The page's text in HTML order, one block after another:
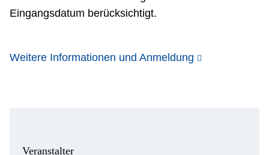
Eingangsdatum berücksichtigt.
Weitere Informationen und Anmeldung
Veranstalter